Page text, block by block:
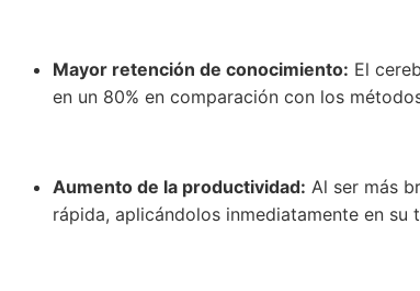
Mayor retención de conocimiento: El
en un 80% en comparación con los
Aumento de la productividad: Al ser más
rápida, aplicándolos inmediatamente en su